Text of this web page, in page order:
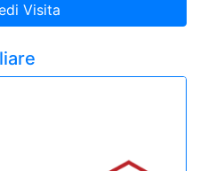
Visita